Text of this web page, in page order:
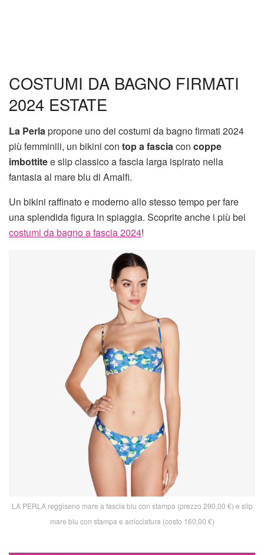
COSTUMI DA BAGNO FIRMATI
2024 ESTATE
La Perlapropone uno dei costumi da bagno firmati 2024
più femminili, un bikini con top a fasciacon coppe
imbottitee slip classico a fascia larga ispirato nella
fantasia al mare blu di Amalfi.
Un bikini raffinato e moderno allo stesso tempo per fare
una splendida figura in spiaggia. Scoprite anche i più bei
costumi da bagno a fascia 2024!
LA PERLA reggiseno mare a fascia blu con stampa (prezzo 290,00 €) e slip
mare blu con stampa e arricciatura (costo 160,00 €)